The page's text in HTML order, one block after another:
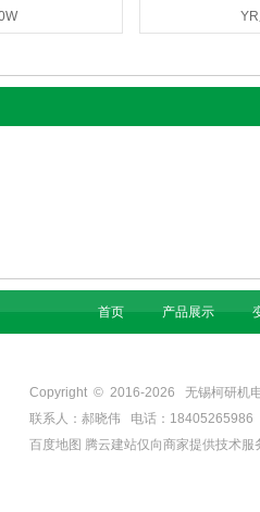
首页 产品展示
Copyright © 2016-2026
无锡柯研机
联系人：郝晓伟 电话：
百度地图 腾云建站仅向商家提供技术服